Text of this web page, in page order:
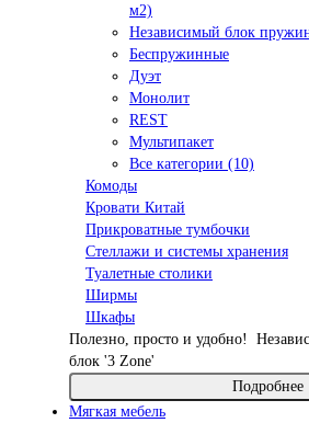
м2)
Независимый блок
Беспружинные
Дуэт
Монолит
REST
Мультипакет
Все категории (10)
Комоды
Кровати Китай
Прикроватные тумбочки
Стеллажи и системы хранения
Туалетные столики
Ширмы
Шкафы
Полезно, просто и удобно!
блок '3 Zone'
Подробнее
Мягкая мебель